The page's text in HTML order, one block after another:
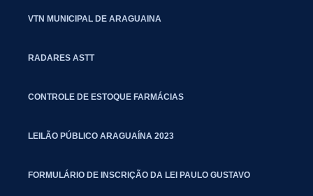
VTN MUNICIPAL DE ARAGUAINA
RADARES ASTT
CONTROLE DE ESTOQUE FARMÁCIAS
LEILÃO PÚBLICO ARAGUAÍNA 2023
FORMULÁRIO DE INSCRIÇÃO DA LEI PAULO GUSTAVO